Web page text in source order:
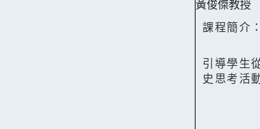
黃俊傑教授
課程簡介：
引導學生
史思考活